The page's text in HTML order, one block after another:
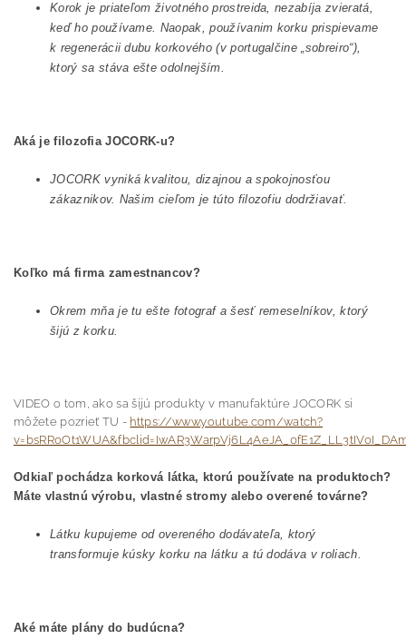
Korok je priateľom životného prostreida, nezabíja zvieratá,
keď ho používame. Naopak, používanim korku prispievame
k regenerácii dubu korkového (v portugalčine „sobreiro“),
ktorý sa stáva ešte odolnejším.
Aká je filozofia JOCORK-u?
JOCORK vyniká kvalitou, dizajnou a spokojnosťou
zákaznikov. Našim cieľom je túto filozofiu dodržiavať.
Koľko má firma zamestnancov?
Okrem mňa je tu ešte fotograf a šesť remeselníkov, ktorý
šijú z korku.
VIDEO o tom, ako sa šijú produkty v manufaktúre JOCORK si
môžete pozrieť TU - https://www.youtube.com/watch?
Odkiaľ pochádza korková látka, ktorú používate na produktoch?
Máte vlastnú výrobu, vlastné stromy alebo overené továrne?
Látku kupujeme od overeného dodávateľa, ktorý
transformuje kúsky korku na látku a tú dodáva v roliach.
Aké máte plány do budúcna?